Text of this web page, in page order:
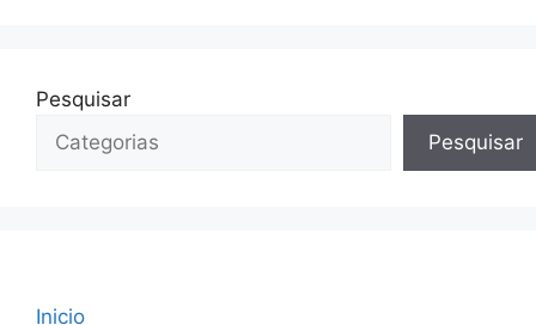
Pesquisar
Pesquisar
Inicio